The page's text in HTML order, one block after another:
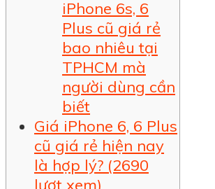
iPhone 6s, 6
Plus cũ giá rẻ
bao nhiêu tại
TPHCM mà
người dùng cần
biết
Giá iPhone 6, 6 Plus
cũ giá rẻ hiện nay
là hợp lý? (2690
lượt xem)